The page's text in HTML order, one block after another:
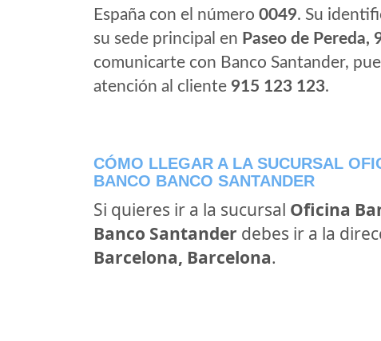
España con el número 0049. Su
su sede principal en Paseo de
comunicarte con Banco Santander,
atención al cliente 915 123 123.
CÓMO LLEGAR A LA SUCURSAL
BANCO BANCO SANTANDER
Si quieres ir a la sucursal Oficina
Banco Santander debes ir a la
Barcelona, Barcelona.